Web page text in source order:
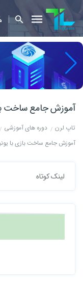
آموزش جامع ساخت
تاپ لرن دوره های آموزشی
آموزش جامع ساخت بازی با
لینک کوتاه